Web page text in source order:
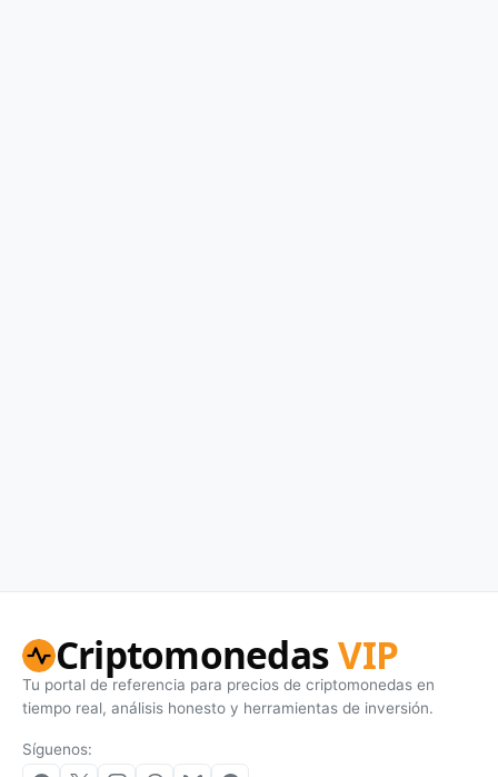
CriptomonedasVIP
Tu portal de referencia para precios de criptomonedas en
tiempo real, análisis honesto y herramientas de inversión.
Síguenos: